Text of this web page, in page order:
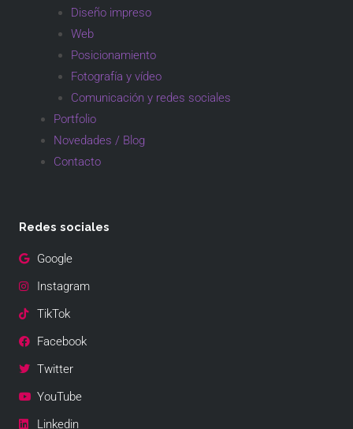
Diseño impreso
Web
Posicionamiento
Fotografía y vídeo
Comunicación y redes sociales
Portfolio
Novedades / Blog
Contacto
Redes sociales
Google
Instagram
TikTok
Facebook
Twitter
YouTube
Linkedin